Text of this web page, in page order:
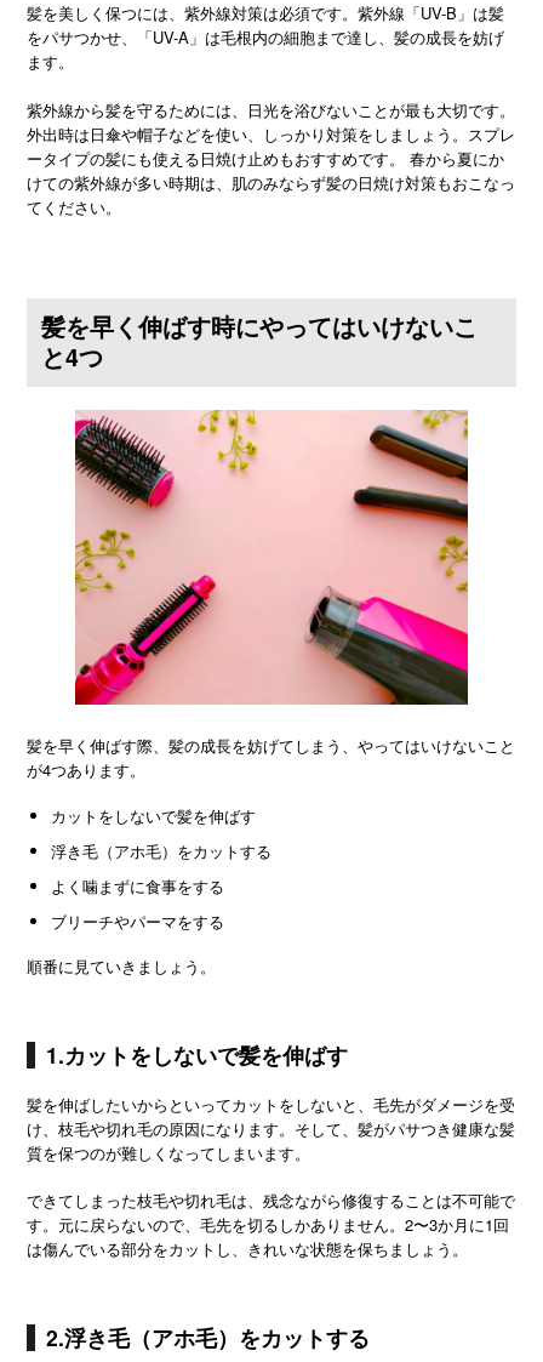
髪を美しく保つには、紫外線対策は必須です。紫外線「UV-B」は髪
をパサつかせ、「UV-A」は毛根内の細胞まで達し、髪の成長を妨げ
ます。
紫外線から髪を守るためには、日光を浴びないことが最も大切です。
外出時は日傘や帽子などを使い、しっかり対策をしましょう。スプレ
ータイプの髪にも使える日焼け止めもおすすめです。 春から夏にか
けての紫外線が多い時期は、肌のみならず髪の日焼け対策もおこなっ
てください。
髪を早く伸ばす時にやってはいけないこ
と4つ
髪を早く伸ばす際、髪の成長を妨げてしまう、やってはいけないこと
が4つあります。
カットをしないで髪を伸ばす
浮き毛（アホ毛）をカットする
よく噛まずに食事をする
ブリーチやパーマをする
順番に見ていきましょう。
1.カットをしないで髪を伸ばす
髪を伸ばしたいからといってカットをしないと、毛先がダメージを受
け、枝毛や切れ毛の原因になります。そして、髪がパサつき健康な髪
質を保つのが難しくなってしまいます。
できてしまった枝毛や切れ毛は、残念ながら修復することは不可能で
す。元に戻らないので、毛先を切るしかありません。2〜3か月に1回
は傷んでいる部分をカットし、きれいな状態を保ちましょう。
2.浮き毛（アホ毛）をカットする